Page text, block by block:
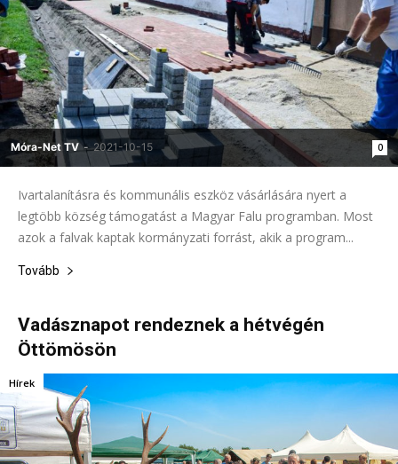
Móra-Net TV - 2021-10-15 0
Ivartalanításra és kommunális eszköz vásárlására nyert a
legtöbb község támogatást a Magyar Falu programban. Most
azok a falvak kaptak kormányzati forrást, akik a program...
Tovább
Vadásznapot rendeznek a hétvégén
Öttömösön
Hírek